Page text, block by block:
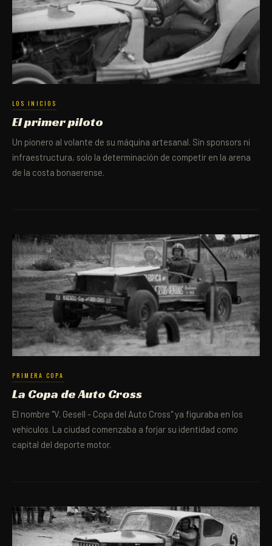
LOS INICIOS
El primer piloto
Un pionero al volante de su máquina artesanal. Sin sponsors ni
infraestructura, solo la determinación de competir en la arena
de la costa bonaerense.
PRIMERA COPA
La Copa de Auto Cross
El nombre "V. Gesell - Copa del Auto Cross" ya figuraba en los
vehículos. La ciudad comenzaba a forjar su identidad como
capital del deporte motor.